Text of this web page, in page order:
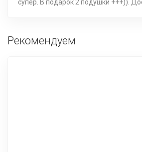
супер. В подарок 2 подушки +++)).
Рекомендуем